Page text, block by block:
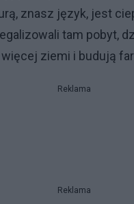
zna­sz ję­zyk, je­st
tam po­byt,
zie­mi i bu­du­ją
Reklama
Reklama